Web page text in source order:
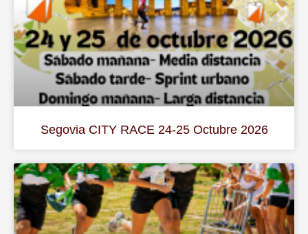
Segovia CITY RACE 24-25 Octubre 2026